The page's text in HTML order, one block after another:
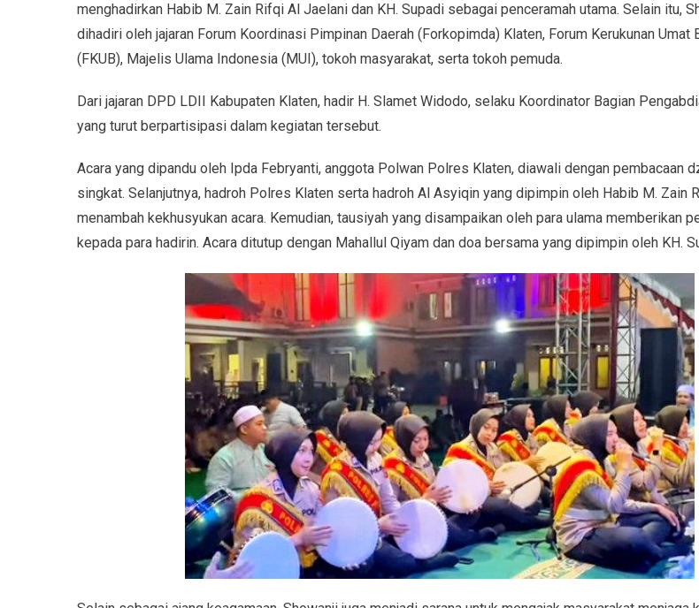
menghadirkan Habib M. Zain Rifqi Al Jaelani dan KH. Supadi sebagai penceramah utama. Selain itu,
dihadiri oleh jajaran Forum Koordinasi Pimpinan Daerah (Forkopimda) Klaten, Forum Kerukunan Umat
(FKUB), Majelis Ulama Indonesia (MUI), tokoh masyarakat, serta tokoh pemuda.
Dari jajaran DPD LDII Kabupaten Klaten, hadir H. Slamet Widodo, selaku Koordinator Bagian
yang turut berpartisipasi dalam kegiatan tersebut.
Acara yang dipandu oleh Ipda Febryanti, anggota Polwan Polres Klaten, diawali dengan pembacaan
singkat. Selanjutnya, hadroh Polres Klaten serta hadroh Al Asyiqin yang dipimpin oleh Habib M. Zain
menambah kekhusyukan acara. Kemudian, tausiyah yang disampaikan oleh para ulama memberikan
kepada para hadirin. Acara ditutup dengan Mahallul Qiyam dan doa bersama yang dipimpin oleh KH.